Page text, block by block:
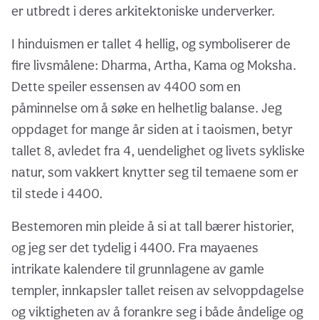
er utbredt i deres arkitektoniske underverker.
I hinduismen er tallet 4 hellig, og symboliserer de
fire livsmålene: Dharma, Artha, Kama og Moksha.
Dette speiler essensen av 4400 som en
påminnelse om å søke en helhetlig balanse. Jeg
oppdaget for mange år siden at i taoismen, betyr
tallet 8, avledet fra 4, uendelighet og livets sykliske
natur, som vakkert knytter seg til temaene som er
til stede i 4400.
Bestemoren min pleide å si at tall bærer historier,
og jeg ser det tydelig i 4400. Fra mayaenes
intrikate kalendere til grunnlagene av gamle
templer, innkapsler tallet reisen av selvoppdagelse
og viktigheten av å forankre seg i både åndelige og